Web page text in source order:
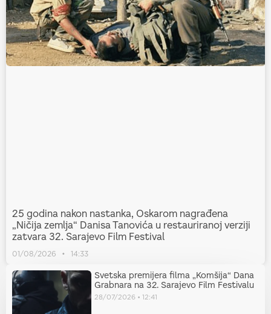
25 godina nakon nastanka, Oskarom nagrađena
„Ničija zemlja“ Danisa Tanovića u restauriranoj verziji
zatvara 32. Sarajevo Film Festival
01/08/2026 14:33
Svetska premijera filma „Komšija“ Dana
Grabnara na 32. Sarajevo Film Festivalu
28/07/2026 12:41